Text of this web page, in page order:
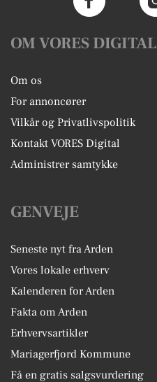
OM VORES DIGITAL
Om os
For annoncører
Vilkår og Privatlivspolitik
Kontakt VORES Digital
Administrer samtykke
GENVEJE
Seneste nyt fra Arden
Vores lokale erhverv
Kalenderen for Arden
Fakta om Arden
Erhvervsartikler
Mariagerfjord Kommune
Få en gratis salgsvurdering